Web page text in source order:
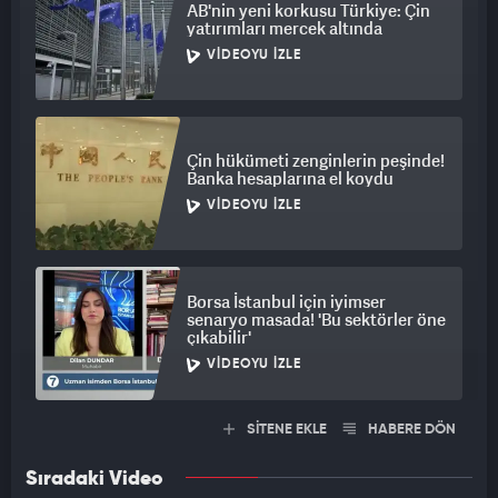
işveren iş kolunu kendi oluşturuyor, bunu kaldırıyoruz. Yapılan
işe göre bakarız, hangi iş koluna giriyorsa ona göre iş kolunu
tayin ederiz. Kanun bize o yetkiyi veriyor. Sendikalaşmanın
önündeki tüm engelleri kaldıracağız."
AB'nin yeni korkusu Türkiye: Çin
yatırımları mercek altında
VIDEOYU İZLE
Çin hükümeti zenginlerin peşinde!
Banka hesaplarına el koydu
VIDEOYU İZLE
Borsa İstanbul için iyimser
senaryo masada! 'Bu sektörler öne
çıkabilir'
VIDEOYU İZLE
SİTENE EKLE HABERE DÖN
Sıradaki Video